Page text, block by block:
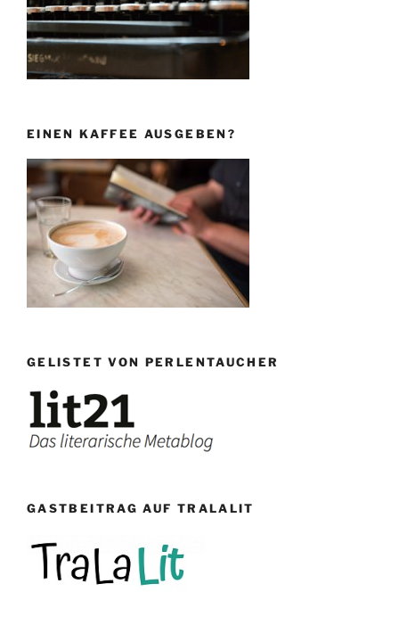
EINEN KAFFEE AUSGEBEN?
GELISTET VON PERLENTAUCHER
GASTBEITRAG AUF TRALALIT